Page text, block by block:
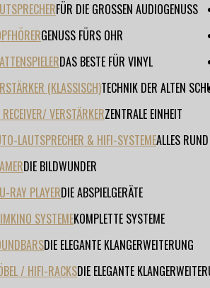
FÜR DIE GROSSEN AUDIOGENUSS
GENUSS FÜRS OHR
DAS BESTE FÜR VINYL
(KLASSISCH)TECHNIK DER ALTEN
VERSTÄRKERZENTRALE EINHEIT
LAUTSPRECHER & HIFI-SYSTEMEALLES
DIE BILDWUNDER
RAY PLAYERDIE ABSPIELGERÄTE
SYSTEMEKOMPLETTE SYSTEME
DIE ELEGANTE KLANGERWEITERUNG
/ HIFI-RACKSDIE ELEGANTE